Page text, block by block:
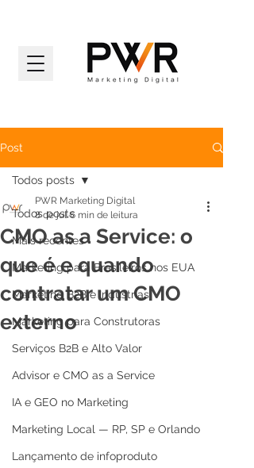
Post
Todos posts
Mais recentes
Marketing para Brasileiros nos EUA
Marketing B2B e Indústrias
Marketing para Construtoras
Serviços B2B e Alto Valor
Advisor e CMO as a Service
IA e GEO no Marketing
Marketing Local — RP, SP e Orlando
Lançamento de infoproduto
Todos posts
CMO as a Service: o
que é e quando
contratar um CMO
externo
PWR Marketing Digital
8 de jul.6 min de leitura